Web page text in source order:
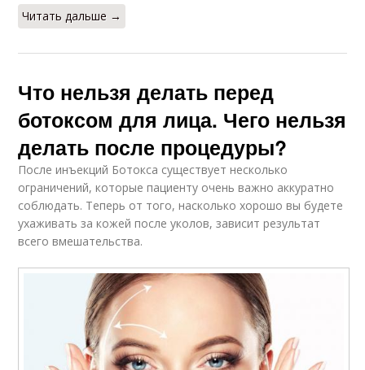
Читать дальше →
Что нельзя делать перед
ботоксом для лица. Чего нельзя
делать после процедуры?
После инъекций Ботокса существует несколько
ограничений, которые пациенту очень важно аккуратно
соблюдать. Теперь от того, насколько хорошо вы будете
ухаживать за кожей после уколов, зависит результат
всего вмешательства.